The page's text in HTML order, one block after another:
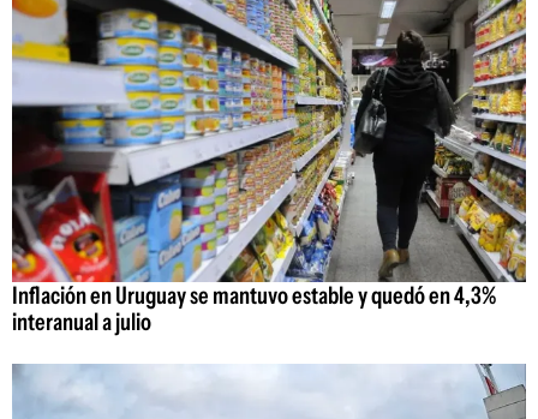
Inflación en Uruguay se mantuvo estable y quedó en 4,3%
interanual a julio